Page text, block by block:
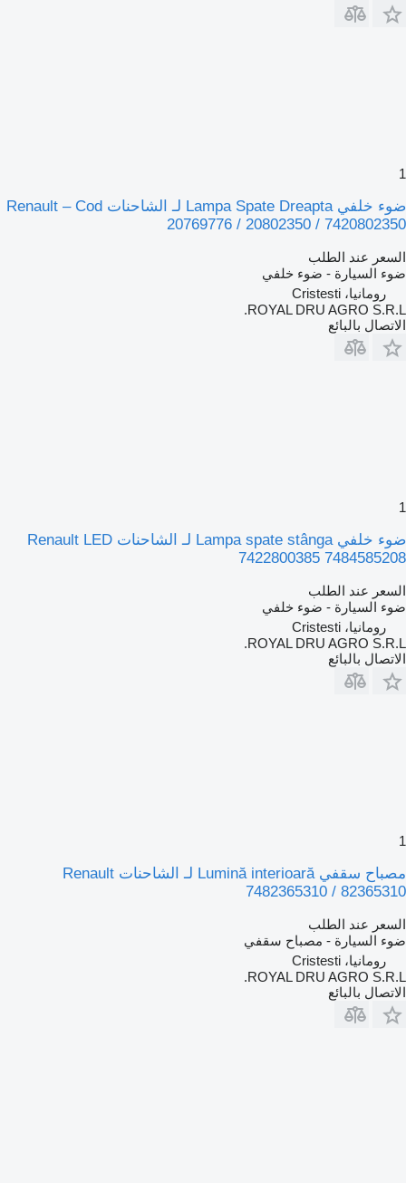
ضوء خلفي Lampa Spate Dreapta لـ الشاحنات Renault – Cod
20769776 / 20802350 /
عند الطلب
السيارة - ضوء خلفي
رومانيا، Cristesti
ROYAL DRU AGRO
بالبائع
ضوء خلفي Lampa spate stânga لـ الشاحنات Renault LED
7422800385
عند الطلب
السيارة - ضوء خلفي
رومانيا، Cristesti
ROYAL DRU AGRO
بالبائع
مصباح سقفي Lumină interioară لـ الشاحنات Renault
7482365310 /
عند الطلب
السيارة - مصباح سقفي
رومانيا، Cristesti
ROYAL DRU AGRO
بالبائع